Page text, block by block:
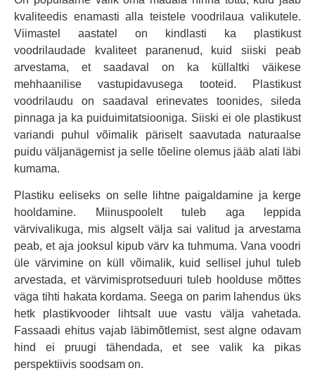
kvaliteedis enamasti alla teistele voodrilaua valikutele.
Viimastel aastatel on kindlasti ka plastikust
voodrilaudade kvaliteet paranenud, kuid siiski peab
arvestama, et saadaval on ka küllaltki väikese
mehhaanilise vastupidavusega tooteid. Plastikust
voodrilaudu on saadaval erinevates toonides, sileda
pinnaga ja ka puiduimitatsiooniga. Siiski ei ole plastikust
variandi puhul võimalik päriselt saavutada naturaalse
puidu väljanägemist ja selle tõeline olemus jääb alati läbi
kumama.
Plastiku eeliseks on selle lihtne paigaldamine ja kerge
hooldamine. Miinuspoolelt tuleb aga leppida
värvivalikuga, mis algselt välja sai valitud ja arvestama
peab, et aja jooksul kipub värv ka tuhmuma. Vana voodri
üle värvimine on küll võimalik, kuid sellisel juhul tuleb
arvestada, et värvimisprotseduuri tuleb hoolduse mõttes
väga tihti hakata kordama. Seega on parim lahendus üks
hetk plastikvooder lihtsalt uue vastu välja vahetada.
Fassaadi ehitus vajab läbimõtlemist, sest algne odavam
hind ei pruugi tähendada, et see valik ka pikas
perspektiivis soodsam on.